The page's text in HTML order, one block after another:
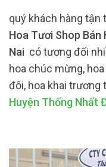
quý khách hàng tận
Hoa Tươi Shop Bán
Nai có tương đối
hoa chúc mừng,
đôi, hoa khai trương
Huyện Thống Nhất